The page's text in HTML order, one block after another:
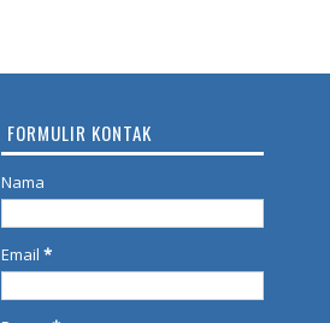
FORMULIR KONTAK
Nama
Email *